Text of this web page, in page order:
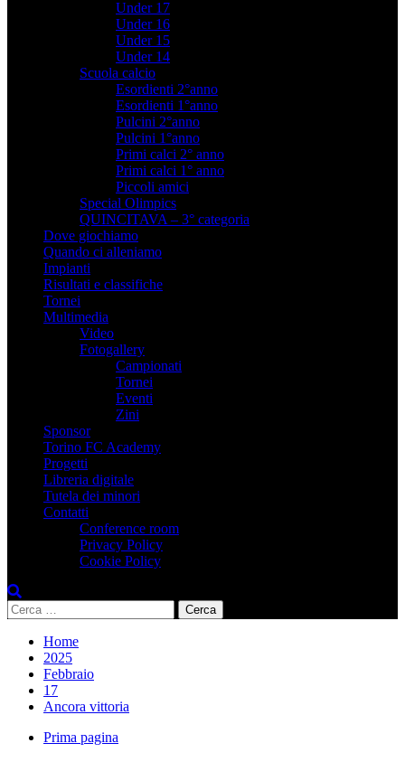
Under 17
Under 16
Under 15
Under 14
Scuola calcio
Esordienti 2°anno
Esordienti 1°anno
Pulcini 2°anno
Pulcini 1°anno
Primi calci 2° anno
Primi calci 1° anno
Piccoli amici
Special Olimpics
QUINCITAVA – 3° categoria
Dove giochiamo
Quando ci alleniamo
Impianti
Risultati e classifiche
Tornei
Multimedia
Video
Fotogallery
Campionati
Tornei
Eventi
Zini
Sponsor
Torino FC Academy
Progetti
Libreria digitale
Tutela dei minori
Contatti
Conference room
Privacy Policy
Cookie Policy
Ricerca
per:
Home
2025
Febbraio
17
Ancora vittoria
Prima pagina